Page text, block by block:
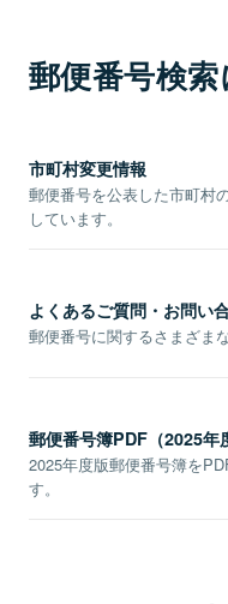
郵便番号検
市町村変更情報
郵便番号を公表した市町村
しています。
よくあるご質問・お問い
郵便番号に関するさまざま
郵便番号簿PDF（2025年
2025年度版郵便番号簿を
す。